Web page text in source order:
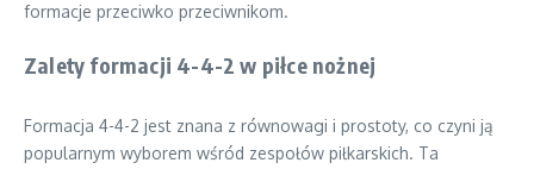
formacje przeciwko przeciwnikom.
Zalety formacji 4-4-2 w piłce nożnej
Formacja 4-4-2 jest znana z równowagi i prostoty, co czyni ją
popularnym wyborem wśród zespołów piłkarskich. Ta